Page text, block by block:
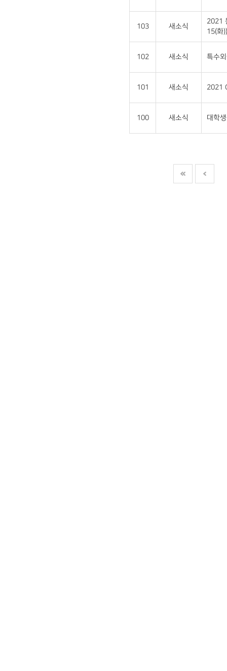
103 새소식
2021
15(화))
102 새소식 특수
101 새소식 2021
100 새소식 대학